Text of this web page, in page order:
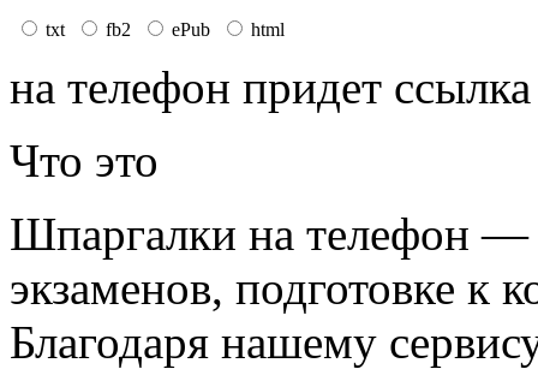
txt fb2 ePub html
на телефон придет
Что это
Шпаргалки на телефон —
экзаменов, подготовке к
Благодаря нашему